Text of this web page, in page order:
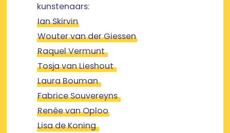
kunstenaars:
Ian Skirvin
Wouter van der Giessen
Raquel Vermunt
Tosja van Lieshout
Laura Bouman
Fabrice Souvereyns
Renée van Oploo
Lisa de Koning